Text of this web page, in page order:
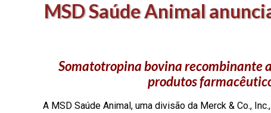
MSD Saúde Animal
Somatotropina bovina recombinante
produtos
A MSD Saúde Animal, uma divisão da Merck & Co.,